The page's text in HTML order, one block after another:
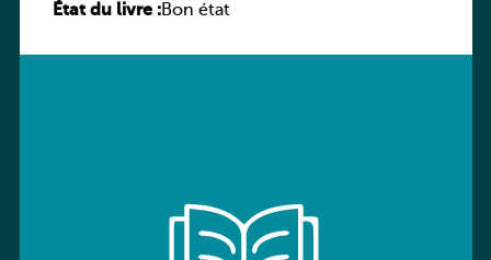
Sprachbuch
État du livre :Bon état